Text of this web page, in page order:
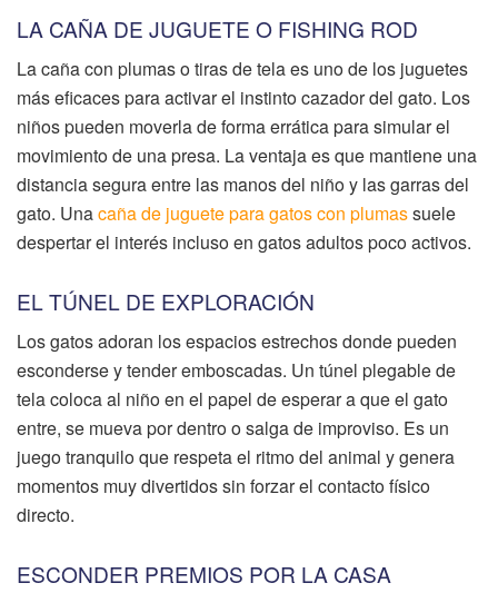
LA CAÑA DE JUGUETE O FISHING ROD
La caña con plumas o tiras de tela es uno de los juguetes
más eficaces para activar el instinto cazador del gato. Los
niños pueden moverla de forma errática para simular el
movimiento de una presa. La ventaja es que mantiene una
distancia segura entre las manos del niño y las garras del
gato. Unacaña de juguete para gatos con plumassuele
despertar el interés incluso en gatos adultos poco activos.
EL TÚNEL DE EXPLORACIÓN
Los gatos adoran los espacios estrechos donde pueden
esconderse y tender emboscadas. Un túnel plegable de
tela coloca al niño en el papel de esperar a que el gato
entre, se mueva por dentro o salga de improviso. Es un
juego tranquilo que respeta el ritmo del animal y genera
momentos muy divertidos sin forzar el contacto físico
directo.
ESCONDER PREMIOS POR LA CASA